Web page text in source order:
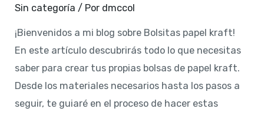
Sin categoría / Por dmccol
¡Bienvenidos a mi blog sobre Bolsitas papel kraft!
En este artículo descubrirás todo lo que necesitas
saber para crear tus propias bolsas de papel kraft.
Desde los materiales necesarios hasta los pasos a
seguir, te guiaré en el proceso de hacer estas